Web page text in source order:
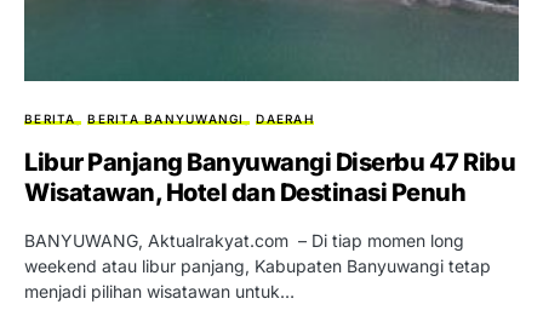
BERITA BERITA BANYUWANGI DAERAH
Libur Panjang Banyuwangi Diserbu 47 Ribu
Wisatawan, Hotel dan Destinasi Penuh
BANYUWANG, Aktualrakyat.com – Di tiap momen long
weekend atau libur panjang, Kabupaten Banyuwangi tetap
menjadi pilihan wisatawan untuk…